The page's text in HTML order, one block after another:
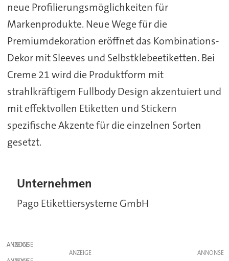
neue Profilierungsmöglichkeiten für
Markenprodukte. Neue Wege für die
Premiumdekoration eröffnet das Kombinations-
Dekor mit Sleeves und Selbstklebeetiketten. Bei
Creme 21 wird die Produktform mit
strahlkräftigem Fullbody Design akzentuiert und
mit effektvollen Etiketten und Stickern
spezifische Akzente für die einzelnen Sorten
gesetzt.
Unternehmen
Pago Etikettiersysteme GmbH
ANZEIGE
ANZEIGE